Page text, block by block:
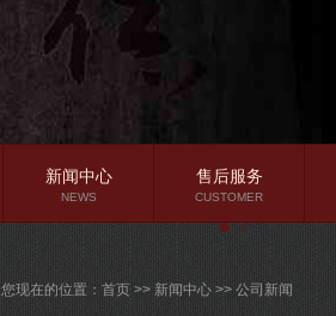
行业资讯
新闻中心
NEWS
售后服务
CUSTOMER
您现在的位置： 首页 >> 新闻中心 >> 公司新闻